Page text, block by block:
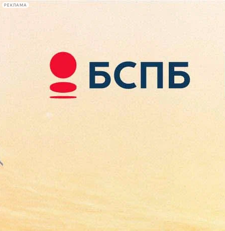
РЕКЛАМА
Сегодня:
2026.08.07
15:23
Афиша Plus